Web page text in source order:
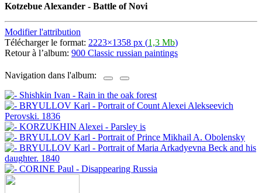
Kotzebue Alexander - Battle of Novi
Modifier l'attribution
Télécharger le format: 2223×1358 px (1,3 Mb)
Retour à l’album: 900 Classic russian paintings
Navigation dans l'album: